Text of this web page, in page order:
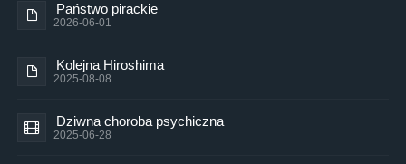
Państwo pirackie
2026-06-01
Kolejna Hiroshima
2025-08-08
Dziwna choroba psychiczna
2025-06-28